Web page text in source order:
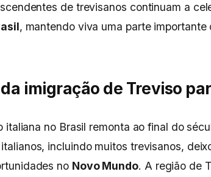
de trevisanos continuam a
, mantendo viva uma parte importante
imigração de Treviso
italiana no Brasil remonta ao final do
incluindo muitos trevisanos,
no Novo Mundo. A região de